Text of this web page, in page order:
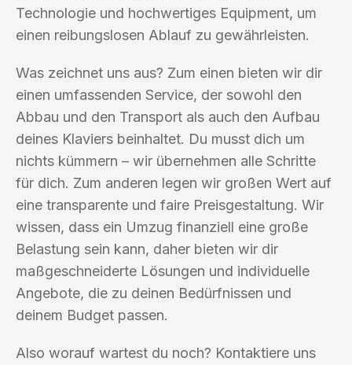
Technologie und hochwertiges Equipment, um
einen reibungslosen Ablauf zu gewährleisten.
Was zeichnet uns aus? Zum einen bieten wir dir
einen umfassenden Service, der sowohl den
Abbau und den Transport als auch den Aufbau
deines Klaviers beinhaltet. Du musst dich um
nichts kümmern – wir übernehmen alle Schritte
für dich. Zum anderen legen wir großen Wert auf
eine transparente und faire Preisgestaltung. Wir
wissen, dass ein Umzug finanziell eine große
Belastung sein kann, daher bieten wir dir
maßgeschneiderte Lösungen und individuelle
Angebote, die zu deinen Bedürfnissen und
deinem Budget passen.
Also worauf wartest du noch? Kontaktiere uns